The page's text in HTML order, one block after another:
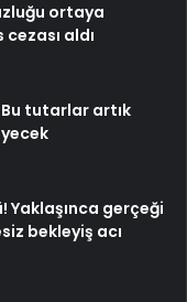
ortaya
cezası aldı
tutarlar artık
Yaklaşınca gerçeği
bekleyiş acı